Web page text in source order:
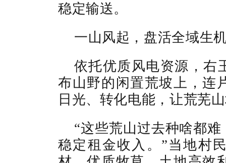
稳定输送。
一山风起，盘活全域生
依托优质风电资源，右
布山野的闲置荒坡上，连
日光、转化电能，让荒芜
“这些荒山过去种啥都
稳定租金收入。”当地村